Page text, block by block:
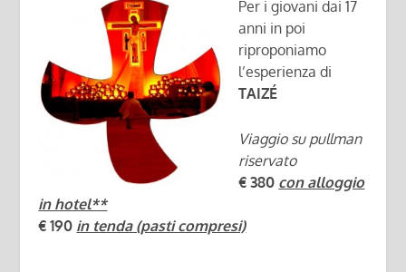
Per i giovani dai 17
anni in poi
riproponiamo
l’esperienza di
TAIZÉ
Viaggio su pullman
riservato
€ 380 con alloggio
in hotel**
€ 190 in tenda (pasti compresi)